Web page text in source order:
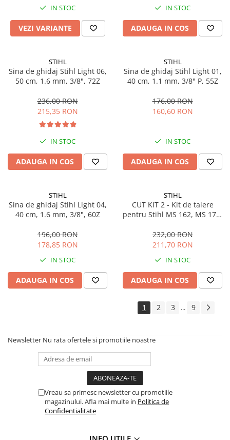
Tehnica diamantata
Masini de carotat
Masini de canelat
Discuri diamantate
Freze diamantate
Masini de sapat santuri (Trenchere)
Foreze pentru subtraversari
Parapeti rutieri
Scule electrice
Amestecatoare
Ciocane demolatoare
Ciocane rotopercutoare
Fierastraie electrice
Masini de frezat
Masini de gaurit si insurubat
Polizoare
Rindele electrice
Slefuitoare
Strunguri
Accesorii scule electrice
Truse de scule universale
IN STOC
VEZI VARIANTE
IN STOC
ADAUGA IN COS
STIHL
Sina de ghidaj Stihl Light 06,
50 cm, 1.6 mm, 3/8", 72Z
236,00 RON
215,35 RON
IN STOC
ADAUGA IN COS
STIHL
Sina de ghidaj Stihl Light 01,
40 cm, 1.1 mm, 3/8" P, 55Z
176,00 RON
160,60 RON
IN STOC
ADAUGA IN COS
STIHL
Sina de ghidaj Stihl Light 04,
40 cm, 1.6 mm, 3/8", 60Z
196,00 RON
178,85 RON
IN STOC
ADAUGA IN COS
STIHL
CUT KIT 2 - Kit de taiere
pentru Stihl MS 162, MS 170,
232,00 RON
211,70 RON
IN STOC
ADAUGA IN COS
1 2 3 ... 9
Newsletter Nu rata ofertele si promotiile noastre
Vreau sa primesc newsletter cu promotiile
magazinului. Afla mai multe in Politica de
Confidentialitate